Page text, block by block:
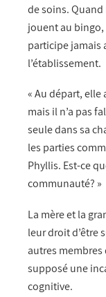
de soins.
jouent au bingo,
participe jamais
l’établissement.
« Au départ, elle
mais il n’a pas
seule dans sa
les parties
Phyllis. Est-ce
communauté? »
La mère et la
leur droit d’être
autres
supposé une
cognitive.